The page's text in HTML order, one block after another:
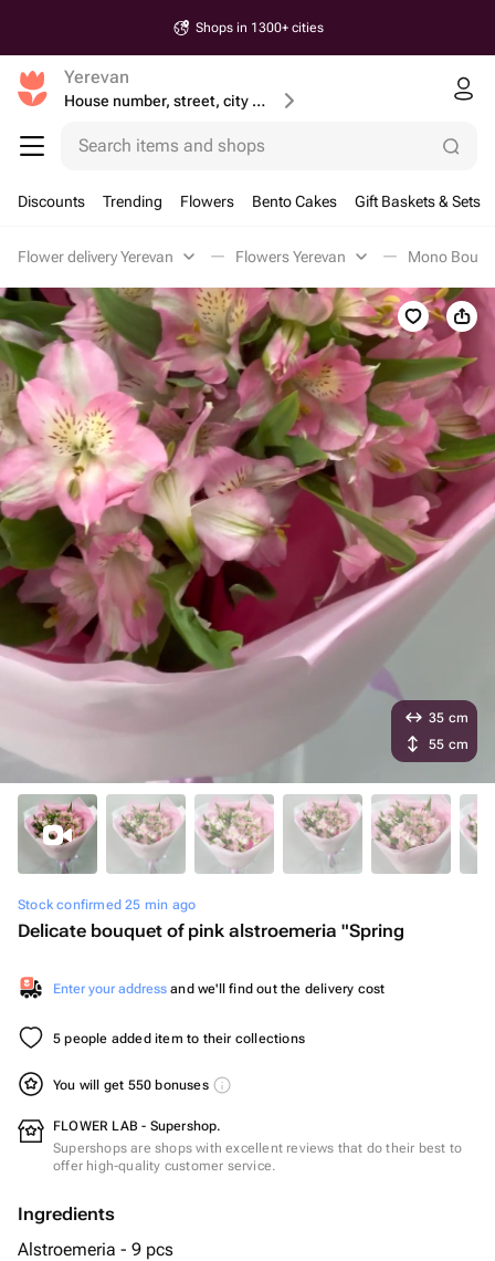
Shops in 1300+ cities
Yerevan
House number, street, city or postcode
Search items and shops
Discounts Trending Flowers Bento Cakes Gift Baskets & Sets
Flower delivery Yerevan Flowers Yerevan Mono
Stock confirmed 25 min ago
Delicate bouquet of pink alstroemeria "Spring
Enter your address and we'll find out the delivery cost
5 people added item to their collections
You will get 550 bonuses
FLOWER LAB - Supershop.
Supershops are shops with excellent reviews that do their best to
offer high-quality customer service.
Ingredients
Alstroemeria - 9 pcs
35 cm
55 cm